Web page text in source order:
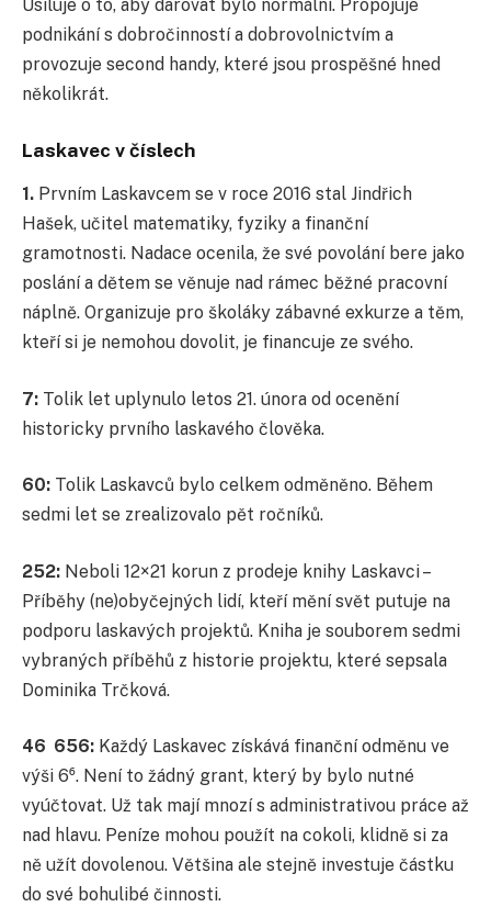
Usiluje o to, aby darovat bylo normální. Propojuje
podnikání s dobročinností a dobrovolnictvím a
provozuje second handy, které jsou prospěšné hned
několikrát.
Laskavec v číslech
1. Prvním Laskavcem se v roce 2016 stal Jindřich
Hašek, učitel matematiky, fyziky a finanční
gramotnosti. Nadace ocenila, že své povolání bere jako
poslání a dětem se věnuje nad rámec běžné pracovní
náplně. Organizuje pro školáky zábavné exkurze a těm,
kteří si je nemohou dovolit, je financuje ze svého.
7: Tolik let uplynulo letos 21. února od ocenění
historicky prvního laskavého člověka.
60: Tolik Laskavců bylo celkem odměněno. Během
sedmi let se zrealizovalo pět ročníků.
252: Neboli 12×21 korun z prodeje knihy Laskavci –
Příběhy (ne)obyčejných lidí, kteří mění svět putuje na
podporu laskavých projektů. Kniha je souborem sedmi
vybraných příběhů z historie projektu, které sepsala
Dominika Trčková.
46 656: Každý Laskavec získává finanční odměnu ve
výši 6⁶. Není to žádný grant, který by bylo nutné
vyúčtovat. Už tak mají mnozí s administrativou práce až
nad hlavu. Peníze mohou použít na cokoli, klidně si za
ně užít dovolenou. Většina ale stejně investuje částku
do své bohulibé činnosti.